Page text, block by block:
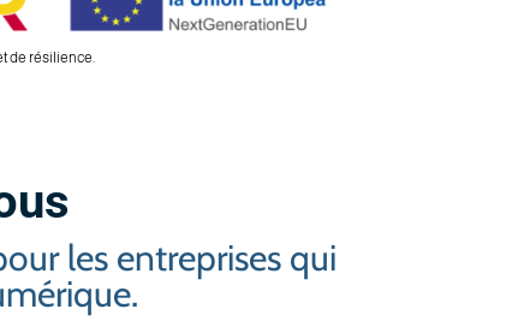
de résilience.
les entreprises qui